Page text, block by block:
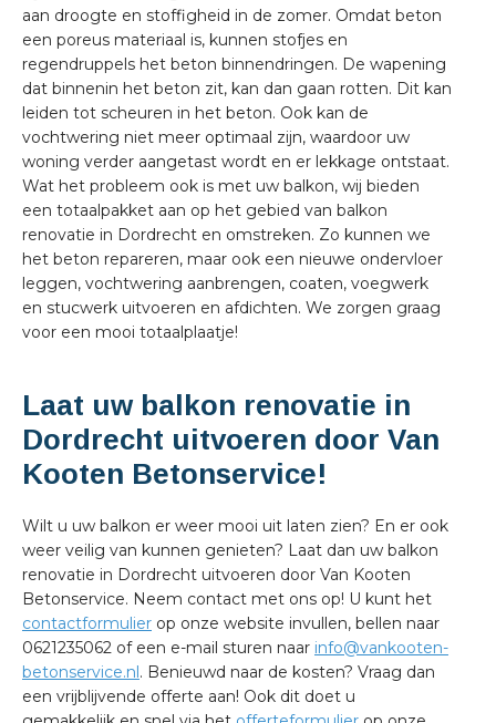
aan droogte en stoffigheid in de zomer. Omdat beton
een poreus materiaal is, kunnen stofjes en
regendruppels het beton binnendringen. De wapening
dat binnenin het beton zit, kan dan gaan rotten. Dit kan
leiden tot scheuren in het beton. Ook kan de
vochtwering niet meer optimaal zijn, waardoor uw
woning verder aangetast wordt en er lekkage ontstaat.
Wat het probleem ook is met uw balkon, wij bieden
een totaalpakket aan op het gebied van balkon
renovatie in Dordrecht en omstreken. Zo kunnen we
het beton repareren, maar ook een nieuwe ondervloer
leggen, vochtwering aanbrengen, coaten, voegwerk
en stucwerk uitvoeren en afdichten. We zorgen graag
voor een mooi totaalplaatje!
Laat uw balkon renovatie in
Dordrecht uitvoeren door Van
Kooten Betonservice!
Wilt u uw balkon er weer mooi uit laten zien? En er ook
weer veilig van kunnen genieten? Laat dan uw balkon
renovatie in Dordrecht uitvoeren door Van Kooten
Betonservice. Neem contact met ons op! U kunt het
contactformulier op onze website invullen, bellen naar
0621235062 of een e-mail sturen naar info@vankooten-
betonservice.nl. Benieuwd naar de kosten? Vraag dan
een vrijblijvende offerte aan! Ook dit doet u